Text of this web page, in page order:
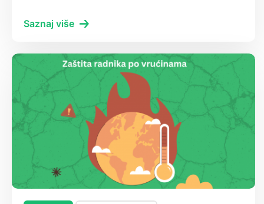
Saznaj više